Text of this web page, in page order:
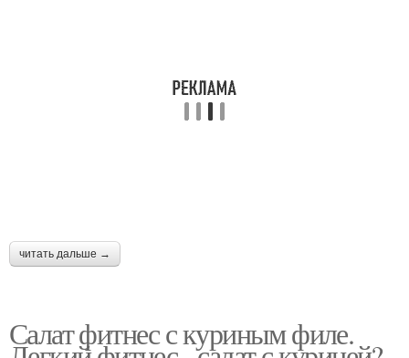
Салат из курицы
Слоёный салат Салаты для пп
читать дальше →
Салат фитнес с куриным филе.